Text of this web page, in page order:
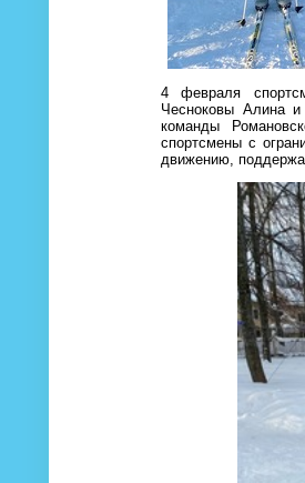
4 февраля
Чесноковы Алина
команды
спортсмены с
движению,